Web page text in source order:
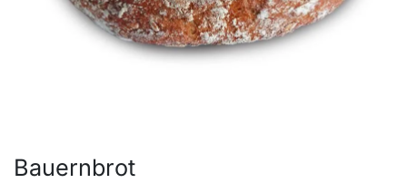
Bauernbrot